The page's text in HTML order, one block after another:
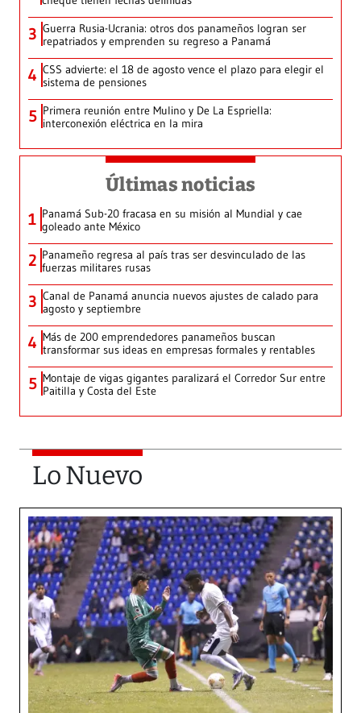
3 Guerra Rusia-Ucrania: otros dos panameños logran ser
repatriados y emprenden su regreso a Panamá
4 CSS advierte: el 18 de agosto vence el plazo para elegir el
sistema de pensiones
5 Primera reunión entre Mulino y De La Espriella:
interconexión eléctrica en la mira
Últimas noticias
1 Panamá Sub-20 fracasa en su misión al Mundial y cae
goleado ante México
2 Panameño regresa al país tras ser desvinculado de las
fuerzas militares rusas
3 Canal de Panamá anuncia nuevos ajustes de calado para
agosto y septiembre
4 Más de 200 emprendedores panameños buscan
transformar sus ideas en empresas formales y rentables
5 Montaje de vigas gigantes paralizará el Corredor Sur entre
Paitilla y Costa del Este
Lo Nuevo